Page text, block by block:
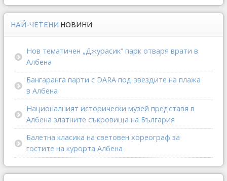
НАЙ-ЧЕТЕНИ НОВИНИ
Нов тематичен „Джурасик“ парк отваря врати в
Албена
Бангаранга парти с DARA под звездите на плажа
в Албена
Националният исторически музей представя в
Албена златните съкровища на България
Балетна класика на световен хореограф за
гостите на курорта Албена